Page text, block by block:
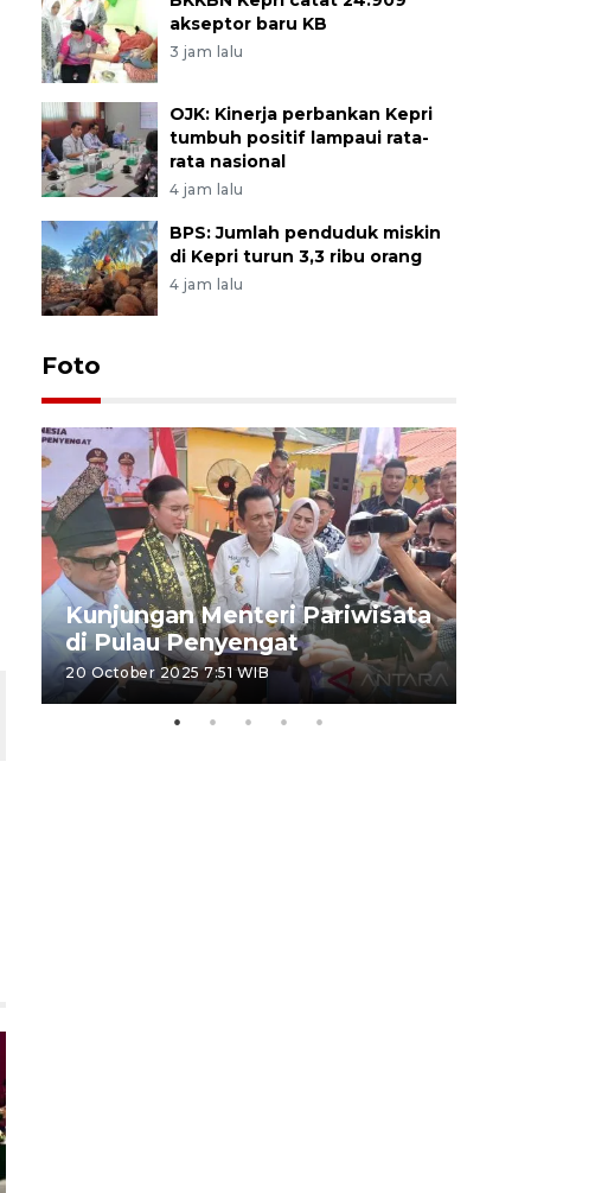
akseptor baru KB
3 jam lalu
OJK: Kinerja perbankan Kepri
tumbuh positif lampaui rata-
rata nasional
4 jam lalu
BPS: Jumlah penduduk miskin
di Kepri turun 3,3 ribu orang
4 jam lalu
Foto
Kunjungan Menteri Pariwisata
di Pulau Penyengat
20 October 2025 7:51 WIB